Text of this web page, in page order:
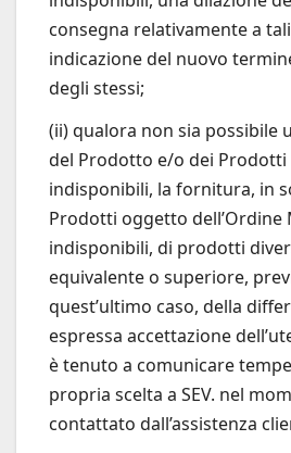
consegna relativamente a
indicazione del nuovo
degli stessi;
(ii) qualora non sia possibile
del Prodotto e/o dei Prodotti
indisponibili, la fornitura, in
Prodotti oggetto
indisponibili, di prodotti
equivalente o superiore,
quest’ultimo caso, della
espressa accettazione
è tenuto a comunicare
propria scelta a SEV. nel
contattato dall’assistenza